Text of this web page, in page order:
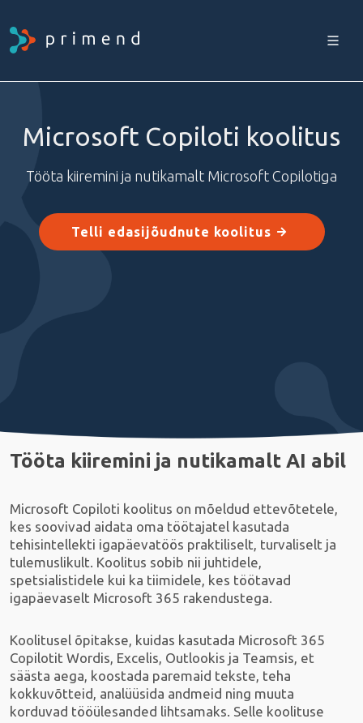
Microsoft Copiloti koolitus
Tööta kiiremini ja nutikamalt Microsoft Copilotiga
Telli edasijõudnute koolitus
Tööta kiiremini ja nutikamalt AI abil
Microsoft Copiloti koolitus on mõeldud ettevõtetele,
kes soovivad aidata oma töötajatel kasutada
tehisintellekti igapäevatöös praktiliselt, turvaliselt ja
tulemuslikult. Koolitus sobib nii juhtidele,
spetsialistidele kui ka tiimidele, kes töötavad
igapäevaselt Microsoft 365 rakendustega.
Koolitusel õpitakse, kuidas kasutada Microsoft 365
Copilotit Wordis, Excelis, Outlookis ja Teamsis, et
säästa aega, koostada paremaid tekste, teha
kokkuvõtteid, analüüsida andmeid ning muuta
korduvad tööülesanded lihtsamaks. Selle koolituse